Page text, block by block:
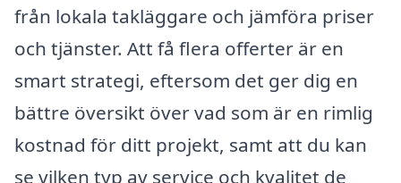
från lokala takläggare och jämföra priser
och tjänster. Att få flera offerter är en
smart strategi, eftersom det ger dig en
bättre översikt över vad som är en rimlig
kostnad för ditt projekt, samt att du kan
se vilken typ av service och kvalitet de